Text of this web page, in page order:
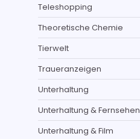
Teleshopping
Theoretische Chemie
Tierwelt
Traueranzeigen
Unterhaltung
Unterhaltung & Fernsehen
Unterhaltung & Film